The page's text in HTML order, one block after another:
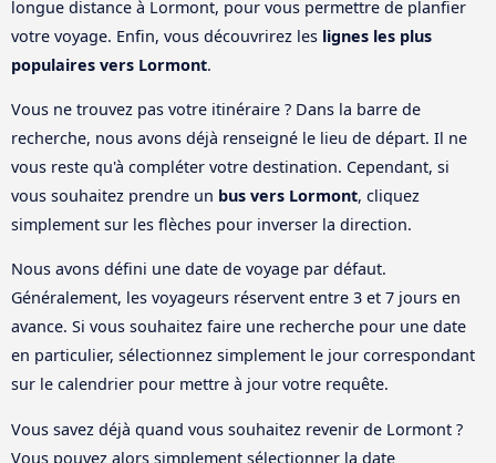
longue distance à Lormont, pour vous permettre de planfier
votre voyage. Enfin, vous découvrirez les lignes les plus
populaires vers Lormont.
Vous ne trouvez pas votre itinéraire ? Dans la barre de
recherche, nous avons déjà renseigné le lieu de départ. Il ne
vous reste qu'à compléter votre destination. Cependant, si
vous souhaitez prendre un bus vers Lormont, cliquez
simplement sur les flèches pour inverser la direction.
Nous avons défini une date de voyage par défaut.
Généralement, les voyageurs réservent entre 3 et 7 jours en
avance. Si vous souhaitez faire une recherche pour une date
en particulier, sélectionnez simplement le jour correspondant
sur le calendrier pour mettre à jour votre requête.
Vous savez déjà quand vous souhaitez revenir de Lormont ?
Vous pouvez alors simplement sélectionner la date